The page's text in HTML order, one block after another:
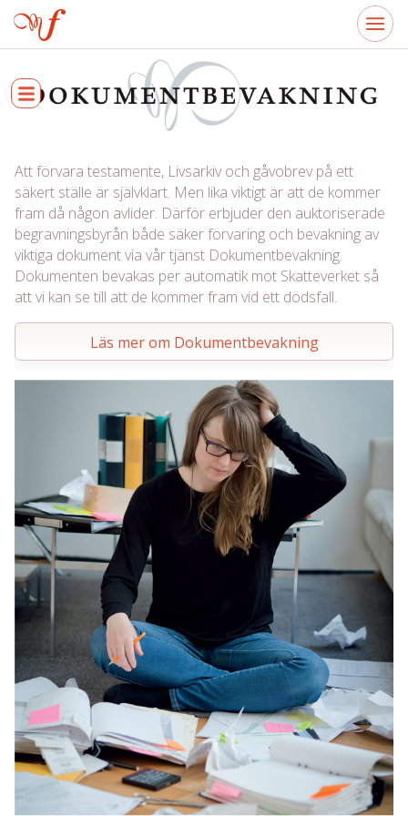
Att förvara testamente, Livsarkiv och gåvobrev på ett
säkert ställe är självklart. Men lika viktigt är att de kommer
fram då någon avlider. Därför erbjuder den auktoriserade
begravningsbyrån både säker förvaring och bevakning av
viktiga dokument via vår tjänst Dokumentbevakning.
Dokumenten bevakas per automatik mot Skatteverket så
att vi kan se till att de kommer fram vid ett dödsfall.
Läs mer om Dokumentbevakning